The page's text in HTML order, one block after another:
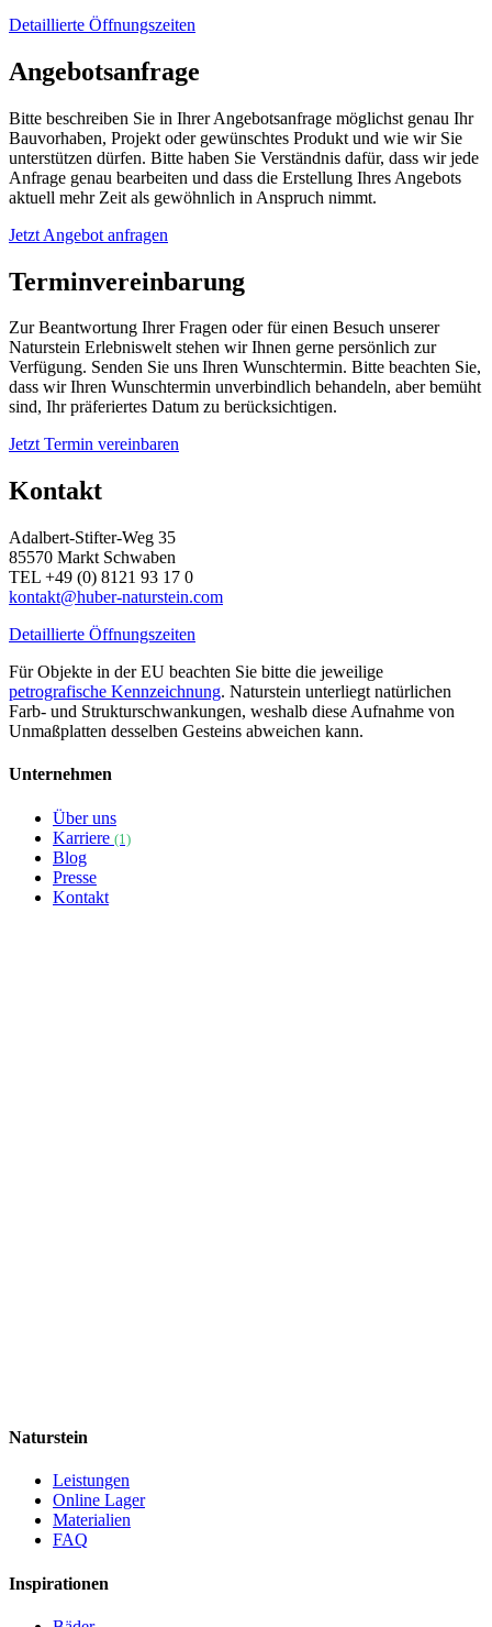
Detaillierte Öffnungszeiten
Angebotsanfrage
Bitte beschreiben Sie in Ihrer Angebotsanfrage möglichst genau Ihr
Bauvorhaben, Projekt oder gewünschtes Produkt und wie wir Sie
unterstützen dürfen. Bitte haben Sie Verständnis dafür, dass wir jede
Anfrage genau bearbeiten und dass die Erstellung Ihres Angebots
aktuell mehr Zeit als gewöhnlich in Anspruch nimmt.
Jetzt Angebot anfragen
Terminvereinbarung
Zur Beantwortung Ihrer Fragen oder für einen Besuch unserer
Naturstein Erlebniswelt stehen wir Ihnen gerne persönlich zur
Verfügung. Senden Sie uns Ihren Wunschtermin. Bitte beachten Sie,
dass wir Ihren Wunschtermin unverbindlich behandeln, aber bemüht
sind, Ihr präferiertes Datum zu berücksichtigen.
Jetzt Termin vereinbaren
Kontakt
Adalbert-Stifter-Weg 35
85570 Markt Schwaben
TEL +49 (0) 8121 93 17 0
kontakt@huber-naturstein.com
Detaillierte Öffnungszeiten
Für Objekte in der EU beachten Sie bitte die jeweilige
petrografische Kennzeichnung. Naturstein unterliegt natürlichen
Farb- und Strukturschwankungen, weshalb diese Aufnahme von
Unmaßplatten desselben Gesteins abweichen kann.
Unternehmen
Über uns
Karriere (1)
Blog
Presse
Kontakt
Naturstein
Leistungen
Online Lager
Materialien
FAQ
Inspirationen